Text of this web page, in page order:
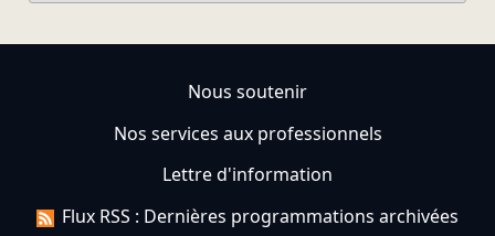
Nous soutenir
Nos services aux professionnels
Lettre d'information
Flux RSS : Dernières programmations archivées